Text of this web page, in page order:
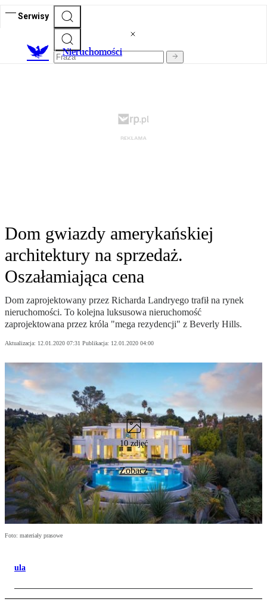
Serwisy
Nieruchomości
Dom gwiazdy amerykańskiej
architektury na sprzedaż.
Oszałamiająca cena
Dom zaprojektowany przez Richarda Landryego trafił na rynek
nieruchomości. To kolejna luksusowa nieruchomość
zaprojektowana przez króla "mega rezydencji" z Beverly Hills.
Aktualizacja: 12.01.2020 07:31 Publikacja: 12.01.2020 04:00
10 zdjęć
Zobacz
Foto: materiały prasowe
ula